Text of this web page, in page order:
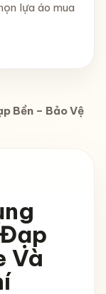
lựa áo mua
Bền – Bảo Vệ
Và